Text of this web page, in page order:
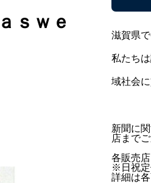
ｓｗｅ
滋賀県
私たち
域社会
新聞に
店まで
各販売
※日祝定
詳細は